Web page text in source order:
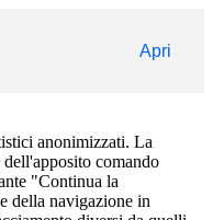
Apri
anonimizzati. La
comando
"Continua la
della navigazione in